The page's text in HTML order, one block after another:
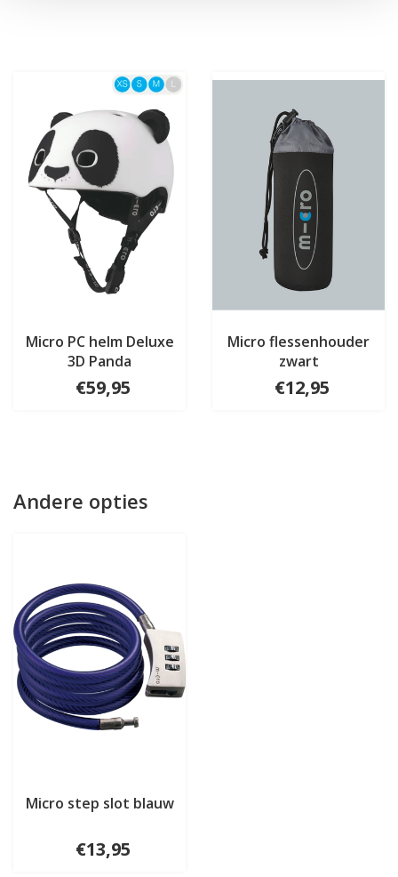
Micro PC helm Deluxe
3D Panda
€59,95
Micro flessenhouder
zwart
€12,95
Andere opties
Micro step slot blauw
€13,95